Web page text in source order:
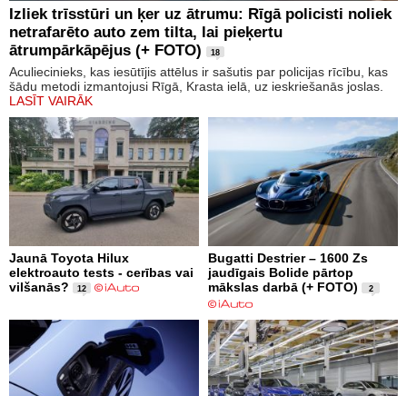
Izliek trīsstūri un ķer uz ātrumu: Rīgā policisti noliek
netrafarēto auto zem tilta, lai pieķertu
ātrumpārkāpējus (+ FOTO)
18
Aculiecinieks, kas iesūtījis attēlus ir sašutis par policijas rīcību, kas
šādu metodi izmantojusi Rīgā, Krasta ielā, uz ieskriešanās joslas.
LASĪT VAIRĀK
Jaunā Toyota Hilux
elektroauto tests - cerības vai
vilšanās?
12
Bugatti Destrier – 1600 Zs
jaudīgais Bolide pārtop
mākslas darbā (+ FOTO)
2